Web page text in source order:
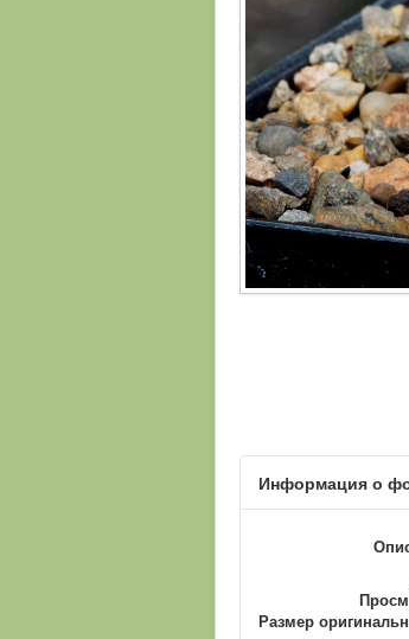
Информация о